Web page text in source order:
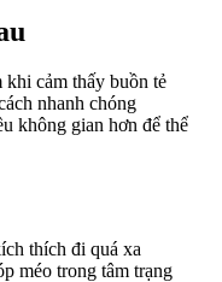
cảm thấy buồn tẻ
nhanh chóng
không gian hơn để thể
thích đi quá xa
méo trong tâm trạng